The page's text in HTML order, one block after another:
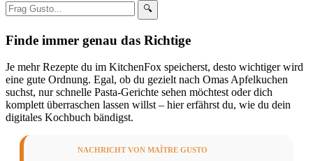
🔍
Finde immer genau das Richtige
Je mehr Rezepte du im KitchenFox speicherst, desto wichtiger wird
eine gute Ordnung. Egal, ob du gezielt nach Omas Apfelkuchen
suchst, nur schnelle Pasta-Gerichte sehen möchtest oder dich
komplett überraschen lassen willst – hier erfährst du, wie du dein
digitales Kochbuch bändigst.
NACHRICHT VON MAÎTRE GUSTO